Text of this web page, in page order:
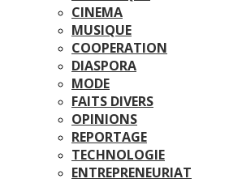
CINEMA
MUSIQUE
COOPERATION
DIASPORA
MODE
FAITS DIVERS
OPINIONS
REPORTAGE
TECHNOLOGIE
ENTREPRENEURIAT